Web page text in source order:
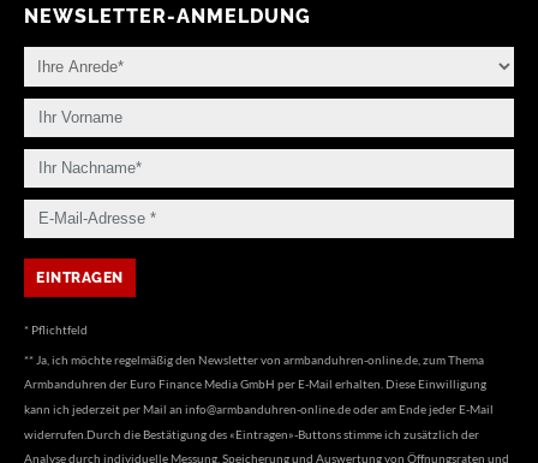
NEWSLETTER-ANMELDUNG
* Pflichtfeld
** Ja, ich möchte regelmäßig den Newsletter von armbanduhren-online.de, zum Thema
Armbanduhren der Euro Finance Media GmbH per E-Mail erhalten. Diese Einwilligung
kann ich jederzeit per Mail an info@armbanduhren-online.deoder am Ende jeder E-Mail
widerrufen.Durch die Bestätigung des «Eintragen»-Buttons stimme ich zusätzlich der
Analyse durch individuelle Messung, Speicherung und Auswertung von Öffnungsraten und